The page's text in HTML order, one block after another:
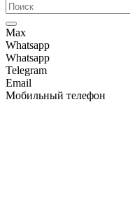
Max
Whatsapp
Whatsapp
Telegram
Email
Мобильный телефон